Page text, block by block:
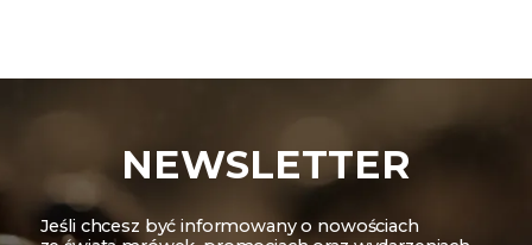
NEWSLETTER
Jeśli chcesz być informowany o nowościach